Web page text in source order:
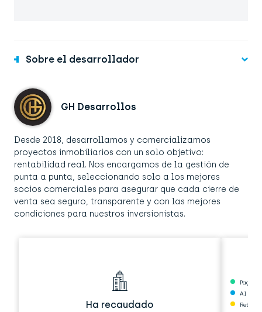
Sobre el desarrollador
GH Desarrollos
Desde 2018, desarrollamos y comercializamos
proyectos inmobiliarios con un solo objetivo:
rentabilidad real. Nos encargamos de la gestión de
punta a punta, seleccionando solo a los mejores
socios comerciales para asegurar que cada cierre de
venta sea seguro, transparente y con las mejores
condiciones para nuestros inversionistas.
Ha recaudado
Pagado
Al